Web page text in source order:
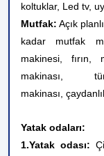
koltuklar, Led tv,
Mutfak: Açık
kadar mutfak
makinesi, fırın,
makinası,
makinası,
Yatak odaları:
1.Yatak odası: